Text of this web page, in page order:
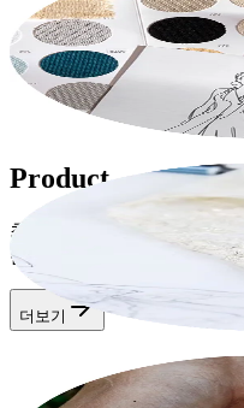
당사는 다양한 비즈니스
왔으며 앞으로도 많은 기회
Product
최고 품질의 원단과 정교
춘 프리미엄 의류를 생산합
더보기